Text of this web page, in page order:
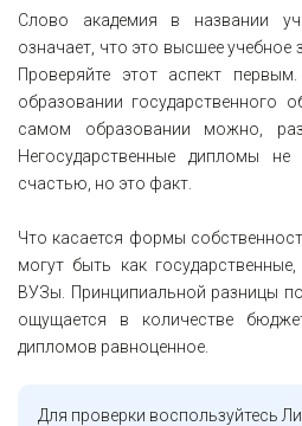
Слово академия в названии
означает, что это высшее учебное
Проверяйте этот аспект
образовании государственного
самом образовании можно,
Негосударственные дипломы
счастью, но это факт.
Что касается формы
могут быть как
ВУЗы. Принципиальной разницы
ощущается в количестве
дипломов равноценное.
Для проверки воспользуйтесь